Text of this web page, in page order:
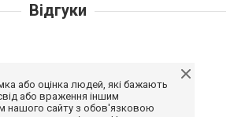
Відгуки
або оцінка людей, які бажають
або враження іншим
нашого сайту з обов'язковою